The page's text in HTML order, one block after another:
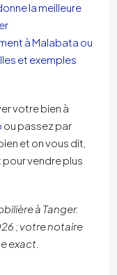
la meilleure
à Malabata ou
et exemples
votre bien à
ou passez par
et on vous dit,
vendre plus
à Tanger.
; votre notaire
exact.